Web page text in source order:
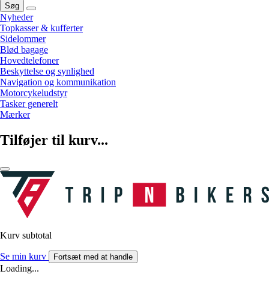
Søg
Nyheder
Topkasser & kufferter
Sidelommer
Blød bagage
Hovedtelefoner
Beskyttelse og synlighed
Navigation og kommunikation
Motorcykeludstyr
Tasker generelt
Mærker
Tilføjer til kurv...
Kurv subtotal
Se min kurv Fortsæt med at handle
Loading...